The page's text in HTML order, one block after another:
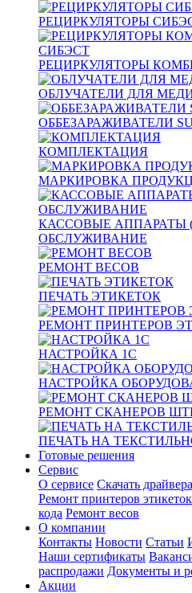
РЕЦИРКУЛЯТОРЫ
РЕЦИРКУЛЯТОРЫ
ОБЛУЧАТЕЛИ ДЛЯ
ОББЕЗАРАЖИВАТЕЛИ
КОМПЛЕКТАЦИЯ
МАРКИРОВКА
КАССОВЫЕ АППАРАТЫ
ОБСЛУЖИВАНИЕ
РЕМОНТ ВЕСОВ
ПЕЧАТЬ ЭТИКЕТОК
РЕМОНТ ПРИНТЕРОВ
НАСТРОЙКА 1С
НАСТРОЙКА
РЕМОНТ СКАНЕРОВ
ПЕЧАТЬ НА
Готовые решения
Сервис
О сервисе Скачать
Ремонт принтеров этикеток
кода Ремонт весов
О компании
Контакты Новости Статьи
Наши сертификаты
распродажи Документы и
Акции